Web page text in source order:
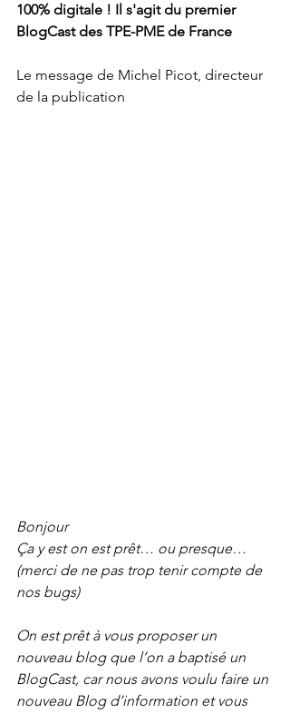
100% digitale ! Il s'agit du premier
BlogCast des TPE-PME de France
Le message de Michel Picot, directeur
de la publication
Bonjour
Ça y est on est prêt… ou presque…
(merci de ne pas trop tenir compte de
nos bugs)
On est prêt à vous proposer un
nouveau blog que l’on a baptisé un
BlogCast, car nous avons voulu faire un
nouveau Blog d’information et vous